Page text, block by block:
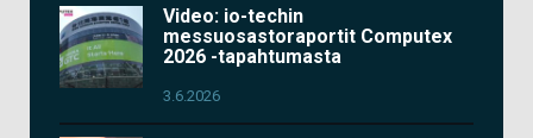
Video: io-techin
messuosastoraportit Computex
2026 -tapahtumasta
3.6.2026